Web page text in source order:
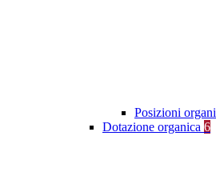
Posizioni
Dotazione organica 6